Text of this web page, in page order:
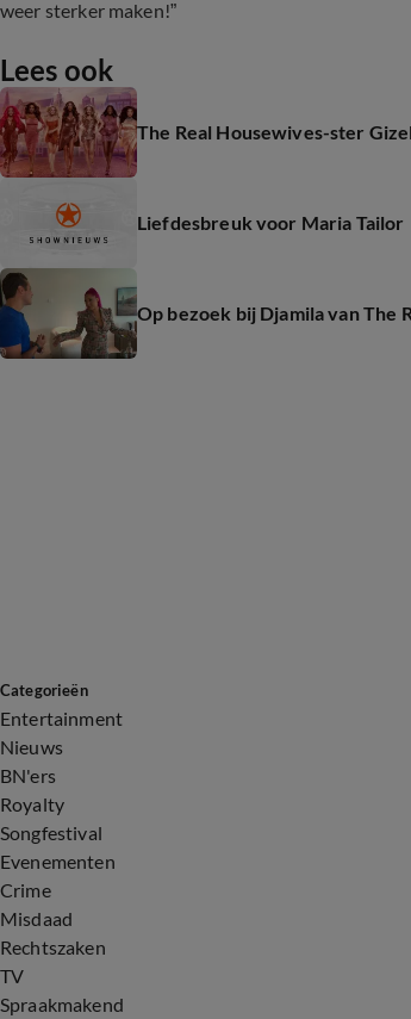
weer sterker maken!”
Lees ook
The Real Housewives-ster
Liefdesbreuk voor Maria Tailor
Op bezoek bij Djamila van The
Categorieën
Entertainment
Nieuws
BN'ers
Royalty
Songfestival
Evenementen
Crime
Misdaad
Rechtszaken
TV
Spraakmakend